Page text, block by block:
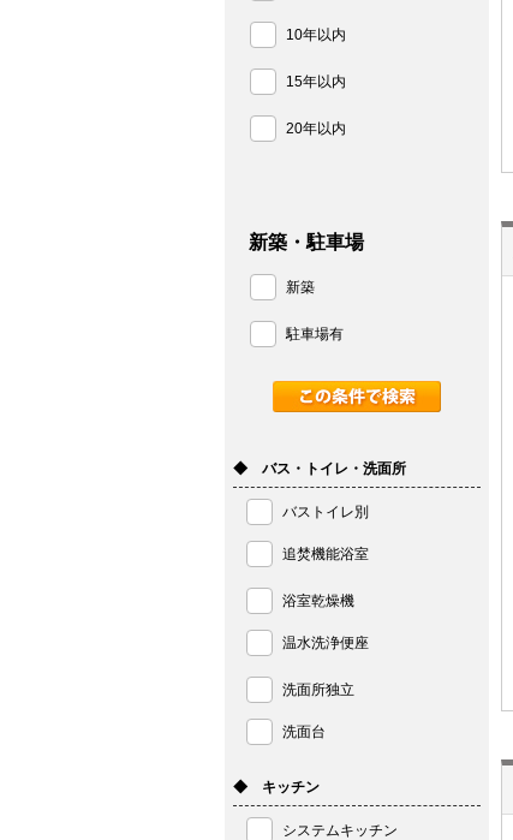
10年以内
15年以内
20年以内
新築・駐車場
新築
駐車場有
◆ バス・トイレ・洗面所
バストイレ別
追焚機能浴室
浴室乾燥機
温水洗浄便座
洗面所独立
洗面台
◆ キッチン
システムキッチン